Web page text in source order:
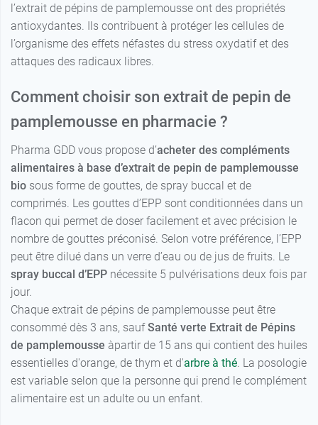
l’extrait de pépins de pamplemousse ont des propriétés
antioxydantes. Ils contribuent à protéger les cellules de
l’organisme des effets néfastes du stress oxydatif et des
attaques des radicaux libres.
Comment choisir son extrait de pepin de
pamplemousse en pharmacie ?
Pharma GDD vous propose d’acheter des compléments
alimentaires à base d’extrait de pepin de pamplemousse
bio sous forme de gouttes, de spray buccal et de
comprimés. Les gouttes d’EPP sont conditionnées dans un
flacon qui permet de doser facilement et avec précision le
nombre de gouttes préconisé. Selon votre préférence, l’EPP
peut être dilué dans un verre d’eau ou de jus de fruits. Le
spray buccal d’EPP nécessite 5 pulvérisations deux fois par
jour.
Chaque extrait de pépins de pamplemousse peut être
consommé dès 3 ans, saufSanté verte Extrait de Pépins
de pamplemousse àpartir de 15 ans qui contient des huiles
essentielles d'orange, de thym et d'arbre à thé . La posologie
est variable selon que la personne qui prend le complément
alimentaire est un adulte ou un enfant.